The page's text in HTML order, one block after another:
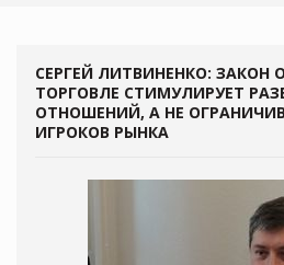
СЕРГЕЙ ЛИТВИНЕНКО: ЗАКОН О
ТОРГОВЛЕ СТИМУЛИРУЕТ
ОТНОШЕНИЙ, А НЕ
ИГРОКОВ РЫНКА